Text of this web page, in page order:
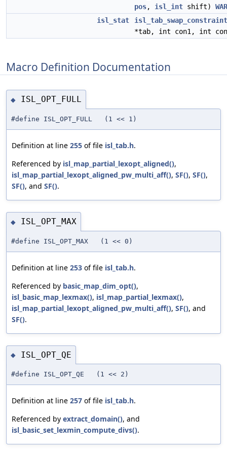
pos, isl_int shift)
isl_stat
*tab, int con1, int
Macro Definition Documentation
◆ ISL_OPT_FULL
#define ISL_OPT_FULL (1 << 1)
Definition at line 255 of file isl_tab.h.
Referenced by isl_map_partial_lexopt_aligned(),
isl_map_partial_lexopt_aligned_pw_multi_aff(), SF(), SF(),
SF(), and SF().
◆ ISL_OPT_MAX
#define ISL_OPT_MAX (1 << 0)
Definition at line 253 of file isl_tab.h.
Referenced by basic_map_dim_opt(),
isl_basic_map_lexmax(), isl_map_partial_lexmax(),
isl_map_partial_lexopt_aligned_pw_multi_aff(), SF(), and
SF().
◆ ISL_OPT_QE
#define ISL_OPT_QE (1 << 2)
Definition at line 257 of file isl_tab.h.
Referenced by extract_domain(), and
isl_basic_set_lexmin_compute_divs().